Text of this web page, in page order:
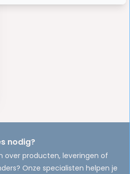
nodig?
over producten, leveringen of
Onze specialisten helpen je